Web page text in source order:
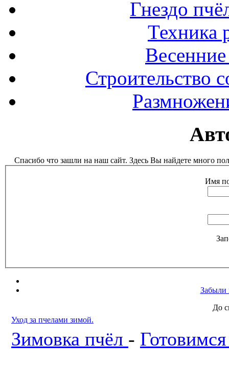
Гнездо
Техника
Строительство
Спасибо что зашли на наш сайт. Здесь Вы найдете много
Имя
Забыли
До
Уход за пчелами зимой.
Зимовка пчёл -